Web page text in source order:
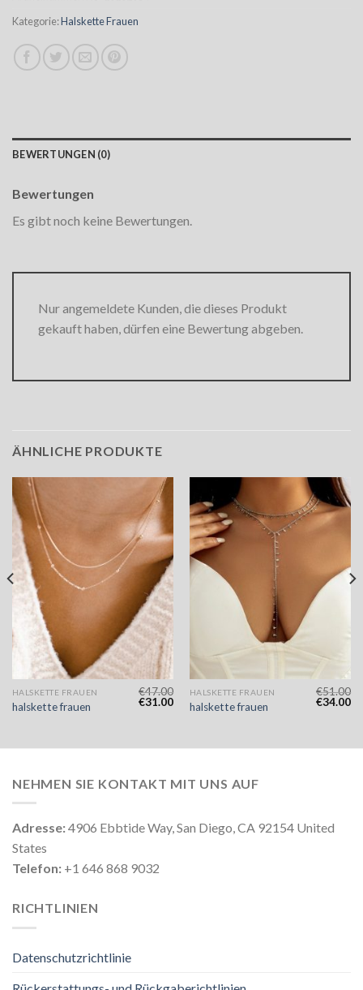
Kategorie:Halskette Frauen
BEWERTUNGEN (0)
Bewertungen
Es gibt noch keine Bewertungen.
Nur angemeldete Kunden, die dieses Produkt
gekauft haben, dürfen eine Bewertung abgeben.
ÄHNLICHE PRODUKTE
HALSKETTE FRAUEN
halskette frauen
€47.00
€31.00
HALSKETTE FRAUEN
halskette frauen
€51.00
€34.00
NEHMEN SIE KONTAKT MIT UNS AUF
Adresse:4906 Ebbtide Way, San Diego, CA 92154 United
States
Telefon: +1 646 868 9032
RICHTLINIEN
Datenschutzrichtlinie